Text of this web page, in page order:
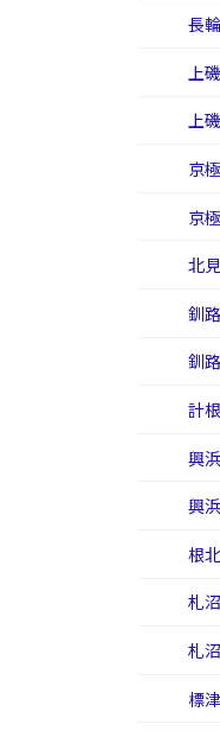
長
上
上
京
京
北
釧
釧
計
興
興
根
札
札
標